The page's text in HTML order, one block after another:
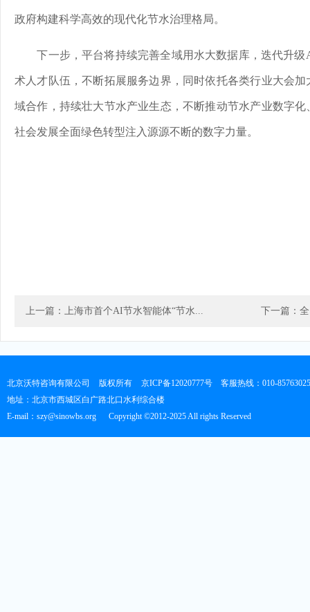
政府构建科学高效的现代化节水治理格局。
下一步，平台将持续完善全域用水大数据库，迭代升
术人才队伍，不断拓展服务边界，同时依托各类行业大会
域合作，持续壮大节水产业生态，不断推动节水产业数字
社会发展全面绿色转型注入源源不断的数字力量。
上一篇：上海市首个AI节水智能体“节水... 下一篇：
北京沃特咨询有限公司 版权所有 京ICP备12020777号 客服热线：010-85763025
地址：北京市西城区白广路北口水利综合楼
E-mail：szy@sinowbs.org
Copyright ©2012-2025 All rights Reserved